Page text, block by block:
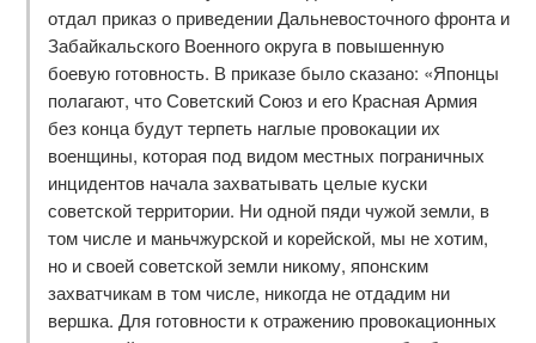
отдал приказ о приведении Дальневосточного фронта и
Забайкальского Военного округа в повышенную
боевую готовность. В приказе было сказано: «Японцы
полагают, что Советский Союз и его Красная Армия
без конца будут терпеть наглые провокации их
военщины, которая под видом местных пограничных
инцидентов начала захватывать целые куски
советской территории. Ни одной пяди чужой земли, в
том числе и маньчжурской и корейской, мы не хотим,
но и своей советской земли никому, японским
захватчикам в том числе, никогда не отдадим ни
вершка. Для готовности к отражению провокационных